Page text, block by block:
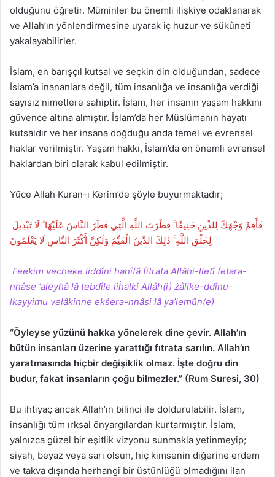
olduğunu öğretir. Müminler bu önemli ilişkiye odaklanarak
ve Allah’ın yönlendirmesine uyarak iç huzur ve sükûneti
yakalayabilirler.
İslam, en barışçıl kutsal ve seçkin din olduğundan, sadece
İslam’a inananlara değil, tüm insanlığa ve insanlığa verdiği
sayısız nimetlere sahiptir. İslam, her insanın yaşam hakkını
güvence altına almıştır. İslam’da her Müslümanın hayatı
kutsaldır ve her insana doğduğu anda temel ve evrensel
haklar verilmiştir. Yaşam hakkı, İslam’da en önemli evrensel
haklardan biri olarak kabul edilmiştir.
Yüce Allah Kuran-ı Kerim’de şöyle buyurmaktadır;
فَأَقِمْ وَجْهَكَ لِلدِّينِ حَنِيفًا ۚ فِطْرَتَ اللَّهِ الَّتِي فَطَرَ النَّاسَ عَلَيْهَا ۚ لَا تَبْدِيلَ
لِخَلْقِ اللَّهِ ۚ ذَٰلِكَ الدِّينُ الْقَيِّمُ وَلَٰكِنَّ أَكْثَرَ النَّاسِ لَا يَعْلَمُونَ
Feekim vecheke liddîni hanîfâ fitrata Allâhi-lletî fetara-
nnâse ‘aleyhâ lâ tebdîle liḣalki Allâh(i) żâlike-ddînu-
lkayyimu velâkinne ekśera-nnâsi lâ ya’lemûn(e)
“Öyleyse yüzünü hakka yönelerek dine çevir. Allah’ın
bütün insanları üzerine yarattığı fıtrata sarılın. Allah’ın
yaratmasında hiçbir değişiklik olmaz. İşte doğru din
budur, fakat insanların çoğu bilmezler.” (Rum Suresi, 30)
Bu ihtiyaç ancak Allah’ın bilinci ile doldurulabilir. İslam,
insanlığı tüm ırksal önyargılardan kurtarmıştır. İslam,
yalnızca güzel bir eşitlik vizyonu sunmakla yetinmeyip;
siyah, beyaz veya sarı olsun, hiç kimsenin diğerine erdem
ve takva dışında herhangi bir üstünlüğü olmadığını ilan